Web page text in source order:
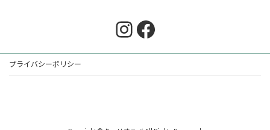
Instagram
Facebook
プライバシーポリシー